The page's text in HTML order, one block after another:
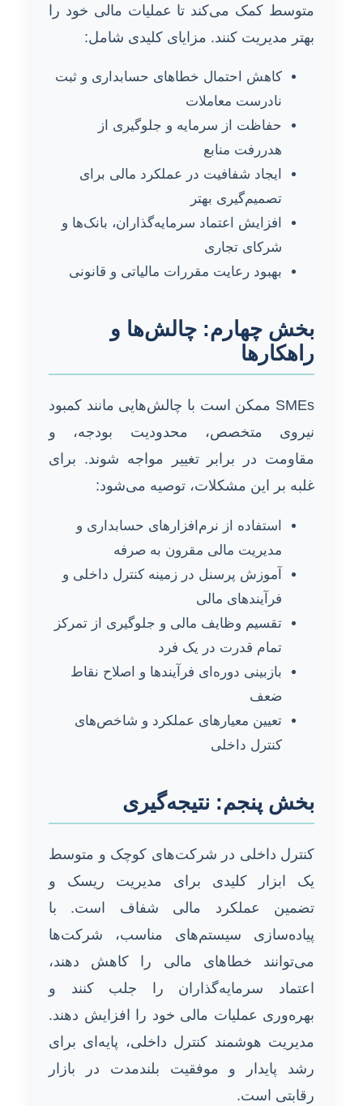
متوسط کمک می‌کند تا عملیات مالی خود را
بهتر مدیریت کنند. مزایای کلیدی شامل:
کاهش احتمال خطاهای حسابداری و ثبت
نادرست معاملات
حفاظت از سرمایه و جلوگیری از
هدررفت منابع
ایجاد شفافیت در عملکرد مالی برای
تصمیم‌گیری بهتر
افزایش اعتماد سرمایه‌گذاران، بانک‌ها و
شرکای تجاری
بهبود رعایت مقررات مالیاتی و قانونی
بخش چهارم: چالش‌ها و
راهکارها
SMEs ممکن است با چالش‌هایی مانند کمبود
نیروی متخصص، محدودیت بودجه، و
مقاومت در برابر تغییر مواجه شوند. برای
غلبه بر این مشکلات، توصیه می‌شود:
استفاده از نرم‌افزارهای حسابداری و
مدیریت مالی مقرون به صرفه
آموزش پرسنل در زمینه کنترل داخلی و
فرآیندهای مالی
تقسیم وظایف مالی و جلوگیری از تمرکز
تمام قدرت در یک فرد
بازبینی دوره‌ای فرآیندها و اصلاح نقاط
ضعف
تعیین معیارهای عملکرد و شاخص‌های
کنترل داخلی
بخش پنجم: نتیجه‌گیری
کنترل داخلی در شرکت‌های کوچک و متوسط
یک ابزار کلیدی برای مدیریت ریسک و
تضمین عملکرد مالی شفاف است. با
پیاده‌سازی سیستم‌های مناسب، شرکت‌ها
می‌توانند خطاهای مالی را کاهش دهند،
اعتماد سرمایه‌گذاران را جلب کنند و
بهره‌وری عملیات مالی خود را افزایش دهند.
مدیریت هوشمند کنترل داخلی، پایه‌ای برای
رشد پایدار و موفقیت بلندمدت در بازار
رقابتی است.